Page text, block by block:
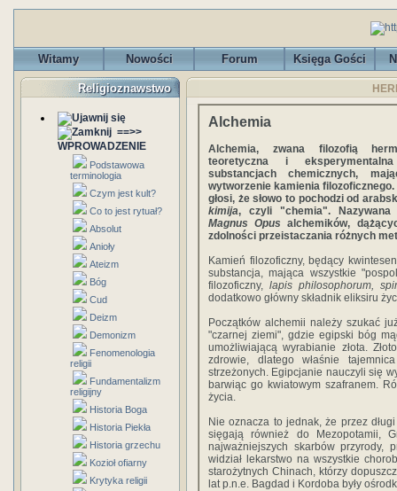
Witamy Nowości Forum Księga Gości
Religioznawstwo
==>>
WPROWADZENIE
Podstawowa
terminologia
Czym jest kult?
Co to jest rytuał?
Absolut
Anioły
Ateizm
Bóg
Cud
Deizm
Demonizm
Fenomenologia
religii
Fundamentalizm
religijny
Historia Boga
Historia Piekła
Historia grzechu
Kozioł ofiarny
Krytyka religii
Alchemia
Alchemia, zwana filozofią
teoretyczna i
substancjach chemicznych,
wytworzenie kamienia
głosi, że słowo to pochodzi od
kimija, czyli "chemia". Nazywana
Magnus Opus alchemików,
zdolności przeistaczania różnych
Kamień filozoficzny, będący
substancja, mająca wszystkie
filozoficzny,lapis philosophorum,
dodatkowo główny składnik eliksiru
Początków alchemii należy szukać
"czarnej ziemi", gdzie egipski bóg
umożliwiającą wyrabianie złota.
zdrowie, dlatego właśnie
strzeżonych. Egipcjanie nauczyli się
barwiąc go kwiatowym szafranem.
życia.
Nie oznacza to jednak, że przez
sięgają również do Mezopotamii,
najważniejszych skarbów przyrody,
widział lekarstwo na wszystkie
starożytnych Chinach, którzy
lat p.n.e. Bagdad i Kordoba były